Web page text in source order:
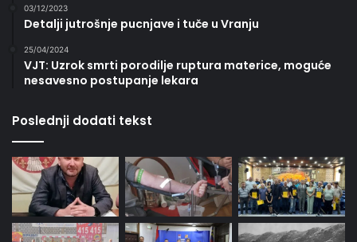
03/12/2023
Detalji jutrošnje pucnjave i tuče u Vranju
25/04/2024
VJT: Uzrok smrti porodilje ruptura materice, moguće
nesavesno postupanje lekara
Poslednji dodati tekst